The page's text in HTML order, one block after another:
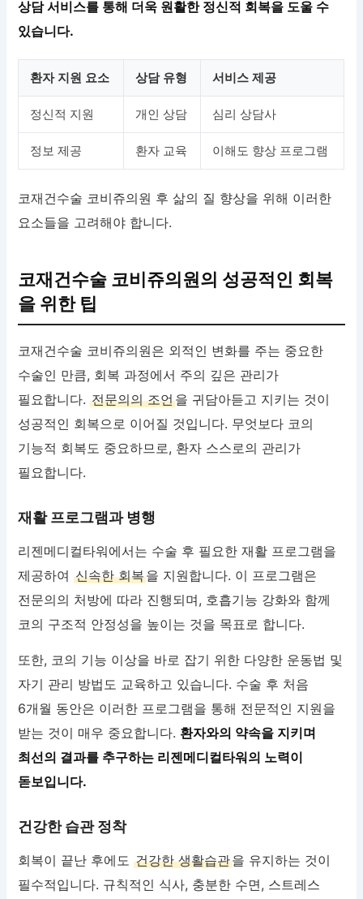
상담 서비스를 통해 더욱 원활한 정신적 회복을 도울 수
있습니다.
환자 지원 요소 상담 유형 서비스 제공
정신적 지원 개인 상담 심리 상담사
정보 제공 환자 교육 이해도 향상 프로그램
코재건수술 코비쥬의원 후 삶의 질 향상을 위해 이러한
요소들을 고려해야 합니다.
코재건수술 코비쥬의원의 성공적인 회복
을 위한 팁
코재건수술 코비쥬의원은 외적인 변화를 주는 중요한
수술인 만큼, 회복 과정에서 주의 깊은 관리가
필요합니다.전문의의 조언을 귀담아듣고 지키는 것이
성공적인 회복으로 이어질 것입니다. 무엇보다 코의
기능적 회복도 중요하므로, 환자 스스로의 관리가
필요합니다.
재활 프로그램과 병행
리젠메디컬타워에서는 수술 후 필요한 재활 프로그램을
제공하여신속한 회복을 지원합니다. 이 프로그램은
전문의의 처방에 따라 진행되며, 호흡기능 강화와 함께
코의 구조적 안정성을 높이는 것을 목표로 합니다.
또한, 코의 기능 이상을 바로 잡기 위한 다양한 운동법 및
자기 관리 방법도 교육하고 있습니다. 수술 후 처음
6개월 동안은 이러한 프로그램을 통해 전문적인 지원을
받는 것이 매우 중요합니다. 환자와의 약속을 지키며
최선의 결과를 추구하는 리젠메디컬타워의 노력이
돋보입니다.
건강한 습관 정착
회복이 끝난 후에도건강한 생활습관을 유지하는 것이
필수적입니다. 규칙적인 식사, 충분한 수면, 스트레스